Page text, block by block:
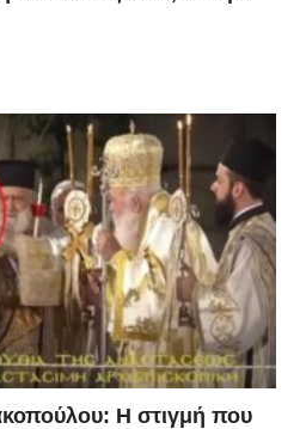
Η στιγμή που